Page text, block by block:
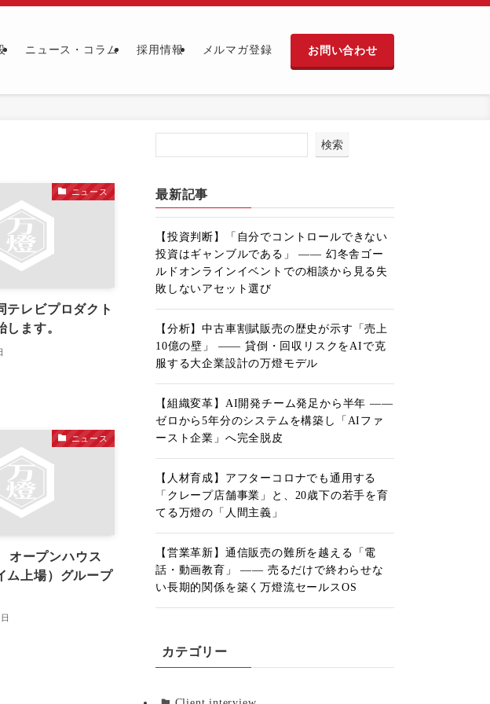
ニュース・コラム 採用情報 メルマガ登録 お問い合わせ
ニュース
テレビプロダクト
します。
ニュース
オープンハウス
ム上場）グループ
検索
最新記事
【投資判断】「自分でコントロールできない
投資はギャンブルである」 ―― 幻冬舎ゴー
ルドオンラインイベントでの相談から見る失
敗しないアセット選び
【分析】中古車割賦販売の歴史が示す「売上
10億の壁」 ―― 貸倒・回収リスクをAIで克
服する大企業設計の万燈モデル
【組織変革】AI開発チーム発足から半年 ――
ゼロから5年分のシステムを構築し「AIファ
ースト企業」へ完全脱皮
【人材育成】アフターコロナでも通用する
「クレープ店舗事業」と、20歳下の若手を育
てる万燈の「人間主義」
【営業革新】通信販売の難所を越える「電
話・動画教育」 ―― 売るだけで終わらせな
い長期的関係を築く万燈流セールスOS
カテゴリー